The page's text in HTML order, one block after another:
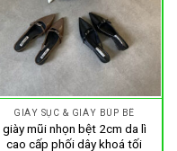
GIÀY SỤC & GIÀY BÚP BÊ
giày mũi nhọn bệt 2cm da lì
cao cấp phối dây khoá tối